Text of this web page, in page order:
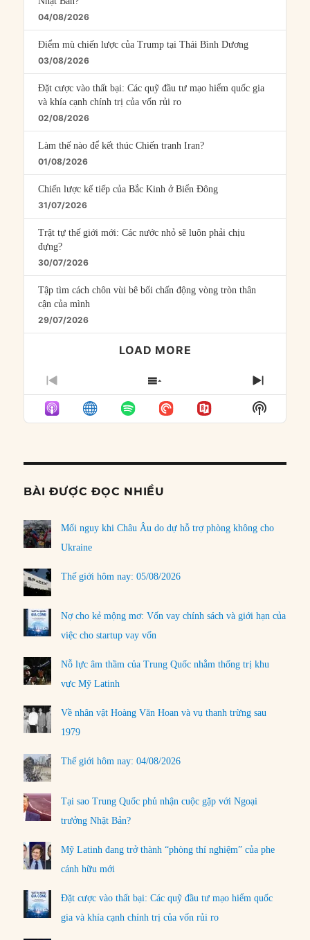
04/08/2026
Điểm mù chiến lược của Trump tại Thái Bình Dương
03/08/2026
Đặt cược vào thất bại: Các quỹ đầu tư mạo hiểm quốc gia
và khía cạnh chính trị của vốn rủi ro
02/08/2026
Làm thế nào để kết thúc Chiến tranh Iran?
01/08/2026
Chiến lược kế tiếp của Bắc Kinh ở Biển Đông
31/07/2026
Trật tự thế giới mới: Các nước nhỏ sẽ luôn phải chịu
đựng?
30/07/2026
Tập tìm cách chôn vùi bê bối chấn động vòng tròn thân
cận của mình
29/07/2026
LOAD MORE
PREVIOUS
EPISODE
SHOW
EPISODES
LIST
NEXT
Show
Podcast
BÀI ĐƯỢC ĐỌC NHIỀU
Mối nguy khi Châu Âu do dự hỗ trợ phòng không cho
Ukraine
Thế giới hôm nay: 05/08/2026
Nợ cho kẻ mộng mơ: Vốn vay chính sách và giới hạn của
việc cho startup vay vốn
Nỗ lực âm thầm của Trung Quốc nhằm thống trị khu
vực Mỹ Latinh
Về nhân vật Hoàng Văn Hoan và vụ thanh trừng sau
1979
Thế giới hôm nay: 04/08/2026
Tại sao Trung Quốc phủ nhận cuộc gặp với Ngoại
trưởng Nhật Bản?
Mỹ Latinh đang trở thành “phòng thí nghiệm” của phe
cánh hữu mới
Đặt cược vào thất bại: Các quỹ đầu tư mạo hiểm quốc
gia và khía cạnh chính trị của vốn rủi ro